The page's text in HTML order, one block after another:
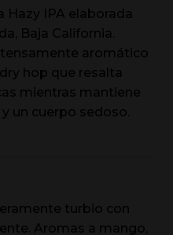
Hazy IPA elaborada
Baja California.
aromático
hop que resalta
mientras mantiene
un cuerpo sedoso.
turbio con
Aromas a mango,